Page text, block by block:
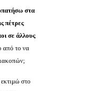
στα
πέτρες
σε άλλους
από το να
στο